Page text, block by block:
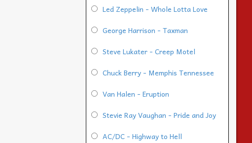
Led Zeppelin - Whole Lotta Love
George Harrison - Taxman
Steve Lukater - Creep Motel
Chuck Berry - Memphis Tennessee
Van Halen - Eruption
Stevie Ray Vaughan - Pride and Joy
AC/DC - Highway to Hell